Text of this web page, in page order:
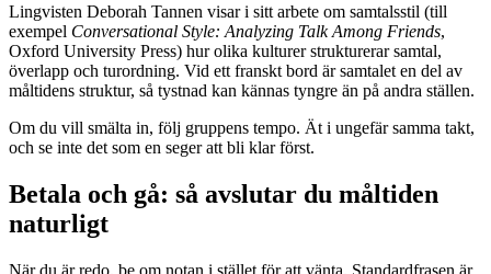
Lingvisten Deborah Tannen visar i sitt arbete om samtalsstil (till
exempel Conversational Style: Analyzing Talk Among Friends,
Oxford University Press) hur olika kulturer strukturerar samtal,
överlapp och turordning. Vid ett franskt bord är samtalet en del av
måltidens struktur, så tystnad kan kännas tyngre än på andra ställen.
Om du vill smälta in, följ gruppens tempo. Ät i ungefär samma takt,
och se inte det som en seger att bli klar först.
Betala och gå: så avslutar du måltiden
naturligt
När du är redo, be om notan i stället för att vänta. Standardfrasen är